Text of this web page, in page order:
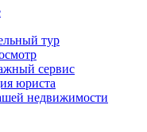
тур
сервис
юриста
недвижимости